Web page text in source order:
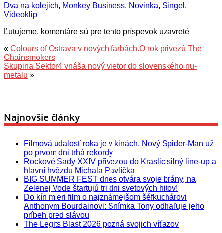
Dva na kolejich, Monkey Business, Novinka, Singel ,
Videoklip
Ľutujeme, komentáre sú pre tento príspevok uzavreté
« Colours of Ostrava v nových farbách.O rok privezú The
Chainsmokers
Skupina Sektor4 vnáša nový vietor do slovenského nu-
metalu »
Najnovšie články
Filmová udalosť roka je v kinách. Nový Spider-Man už
po prvom dni trhá rekordy
Rockové Sady XXIV přivezou do Kraslic silný line‑up a
hlavní hvězdu Michala Pavlíčka
BIG SUMMER FEST dnes otvára svoje brány, na
Zelenej Vode štartujú tri dni svetových hitov!
Do kín mieri film o najznámejšom šéfkuchárovi
Anthonym Bourdainovi: Snímka Tony odhaľuje jeho
príbeh pred slávou
The Legits Blast 2026 pozná svojich víťazov